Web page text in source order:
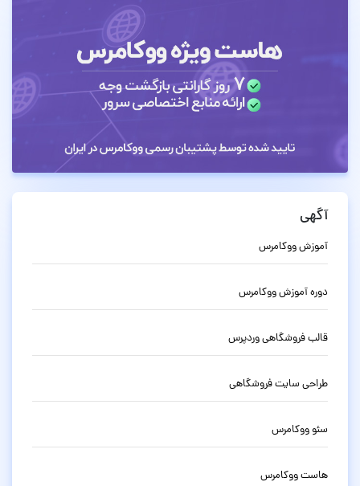
آگهی
آموزش ووکامرس
دوره آموزش ووکامرس
قالب فروشگاهی وردپرس
طراحی سایت فروشگاهی
سئو ووکامرس
هاست ووکامرس